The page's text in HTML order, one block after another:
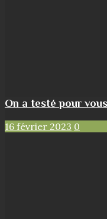
On a testé pour
16 février 2023 0